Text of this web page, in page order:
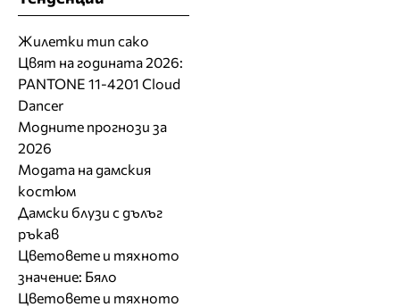
Жилетки тип сако
Цвят на годината 2026:
PANTONE 11-4201 Cloud
Dancer
Модните прогнози за
2026
Модата на дамския
костюм
Дамски блузи с дълъг
ръкав
Цветовете и тяхното
значение: Бяло
Цветовете и тяхното